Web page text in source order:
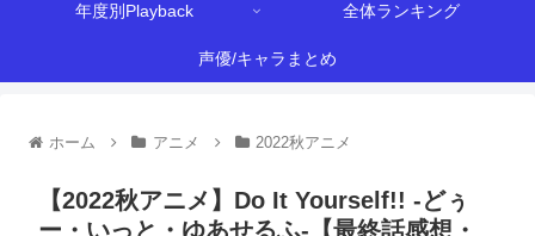
年度別Playback 全体ランキング
声優/キャラまとめ
ホーム アニメ 2022秋アニメ
【2022秋アニメ】Do It Yourself!! -どぅ
ー・いっと・ゆあせるふ-【最終話感想・